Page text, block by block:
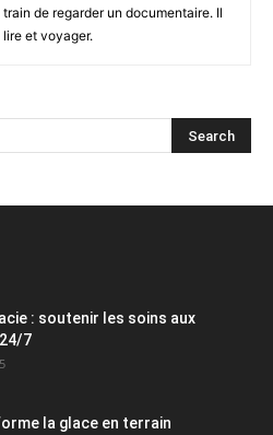
de regarder un documentaire. Il
lire et voyager.
: soutenir les soins aux
7
la glace en terrain